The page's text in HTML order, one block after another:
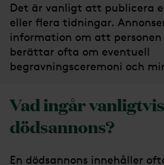
Det är vanligt att publicera
eller flera tidningar.
information om att
berättar ofta om eventuell
begravningsceremoni och
Vad ingår
dödsannons?
En dödsannons innehåller